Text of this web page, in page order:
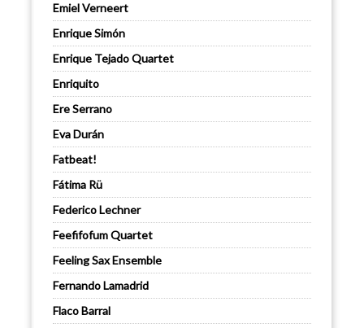
Emiel Verneert
Enrique Simón
Enrique Tejado Quartet
Enriquito
Ere Serrano
Eva Durán
Fatbeat!
Fátima Rü
Federico Lechner
Feefifofum Quartet
Feeling Sax Ensemble
Fernando Lamadrid
Flaco Barral